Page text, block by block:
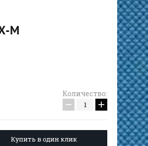
M
Количество:
− +
Купить в один клик